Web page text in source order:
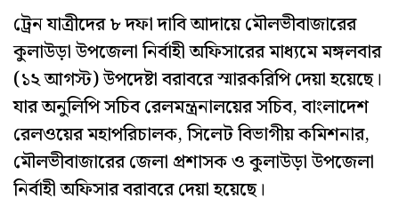
ট্রেন যাত্রীদের ৮ দফা দাবি আদায়ে মৌলভীবাজারের
কুলাউড়া উপজেলা নির্বাহী অফিসারের মাধ্যমে মঙ্গলবার
(১২ আগস্ট) উপদেষ্টা বরাবরে স্মারকরিপি দেয়া হয়েছে।
যার অনুলিপি সচিব রেলমন্ত্রনালয়ের সচিব, বাংলাদেশ
রেলওয়ের মহাপরিচালক, সিলেট বিভাগীয় কমিশনার,
মৌলভীবাজারের জেলা প্রশাসক ও কুলাউড়া উপজেলা
নির্বাহী অফিসার বরাবরে দেয়া হয়েছে।